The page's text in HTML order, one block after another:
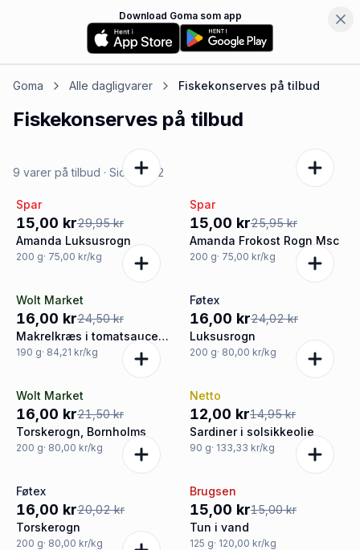
Download Goma som app
Goma Alle dagligvarer Fiskekonserves på tilbud
Fiskekonserves på tilbud
9 varer på tilbud · Side1af 2
-50%
Spar
15,00 kr29,95 kr
Amanda Luksusrogn
200 g· 75,00 kr/kg
-42%
Spar
15,00 kr25,95 kr
Amanda Frokost Rogn Msc
200 g· 75,00 kr/kg
-35%
Wolt Market
16,00 kr24,50 kr
Makrelkræs i tomatsauce,
Amanda
190 g· 84,21 kr/kg
-33%
Føtex
16,00 kr24,02 kr
Luksusrogn
200 g· 80,00 kr/kg
-26%
Wolt Market
16,00 kr21,50 kr
Torskerogn, Bornholms
200 g· 80,00 kr/kg
-20%
Netto
12,00 kr14,95 kr
Sardiner i solsikkeolie
90 g· 133,33 kr/kg
-20%
Føtex
16,00 kr20,02 kr
Torskerogn
200 g· 80,00 kr/kg
Tilbud
Brugsen
15,00 kr15,00 kr
Tun i vand
125 g· 120,00 kr/kg